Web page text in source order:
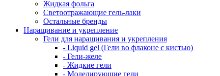
Жидкая фольга
Светоотражающие гель-лаки
Остальные бренды
Наращивание и укрепление
Гели для наращивания и укрепления
- Liquid gel (Гели во флаконе с кистью)
- Гели-желе
- Жидкие гели
- Моделирующие гели